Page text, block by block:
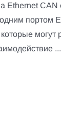
Ethernet
портом
могут
...